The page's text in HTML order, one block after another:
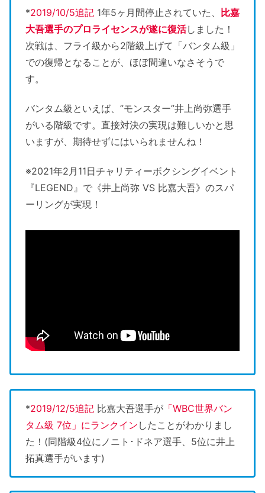
*2019/10/5追記 1年5ヶ月間停止されていた、 比嘉
大吾選手のプロライセンスが遂に復活しました！
次戦は、フライ級から2階級上げて「バンタム級」
での復帰となることが、ほぼ間違いなさそうで
す。
バンタム級といえば、”モンスター”井上尚弥選手
がいる階級です。直接対決の実現は難しいかと思
いますが、期待せずにはいられませんね！
※2021年2月11日チャリティーボクシングイベント
『LEGEND』で《井上尚弥 VS 比嘉大吾》のスパ
ーリングが実現！
*2019/12/5追記 比嘉大吾選手が 「WBC世界バン
タム級 7位」にランクイン したことがわかりまし
た！(同階級4位にノニト･ドネア選手、5位に井上
拓真選手がいます)